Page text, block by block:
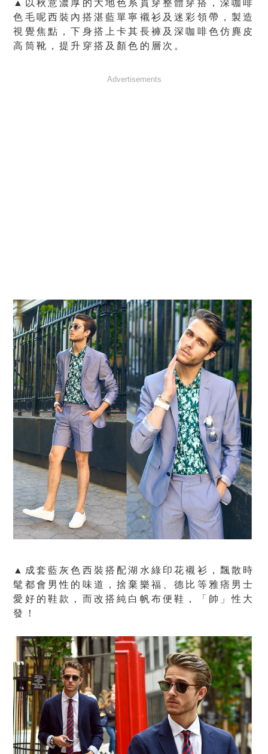
▲以秋意濃厚的大地色系貫穿整體穿搭，深咖啡
色毛呢西裝內搭湛藍單寧襯衫及迷彩領帶，製造
視覺焦點，下身搭上卡其長褲及深咖啡色仿麂皮
高筒靴，提升穿搭及顏色的層次。
Advertisements
▲成套藍灰色西裝搭配湖水綠印花襯衫，飄散時
髦都會男性的味道，捨棄樂福、德比等雅痞男士
愛好的鞋款，而改搭純白帆布便鞋，「帥」性大
發！